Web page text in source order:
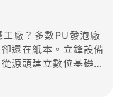
廠？多數PU發泡廠
還在紙本。立鋒設備
源頭建立數位基礎；